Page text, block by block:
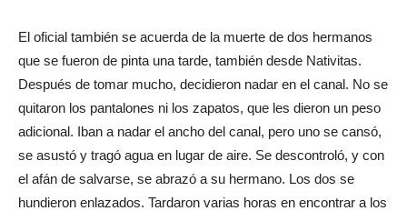
El oficial también se acuerda de la muerte de dos hermanos
que se fueron de pinta una tarde, también desde Nativitas.
Después de tomar mucho, decidieron nadar en el canal. No se
quitaron los pantalones ni los zapatos, que les dieron un peso
adicional. Iban a nadar el ancho del canal, pero uno se cansó,
se asustó y tragó agua en lugar de aire. Se descontroló, y con
el afán de salvarse, se abrazó a su hermano. Los dos se
hundieron enlazados. Tardaron varias horas en encontrar a los